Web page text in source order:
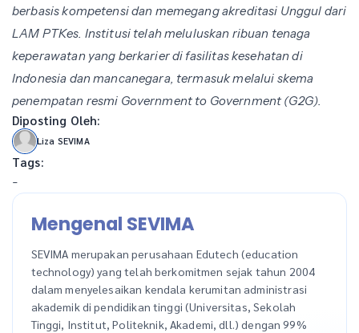
berbasis kompetensi dan memegang akreditasi Unggul dari
LAM PTKes. Institusi telah meluluskan ribuan tenaga
keperawatan yang berkarier di fasilitas kesehatan di
Indonesia dan mancanegara, termasuk melalui skema
penempatan resmi Government to Government (G2G).
Diposting Oleh:
Liza SEVIMA
Tags:
-
Mengenal SEVIMA
SEVIMA merupakan perusahaan Edutech (education
technology) yang telah berkomitmen sejak tahun 2004
dalam menyelesaikan kendala kerumitan administrasi
akademik di pendidikan tinggi (Universitas, Sekolah
Tinggi, Institut, Politeknik, Akademi, dll.) dengan 99%